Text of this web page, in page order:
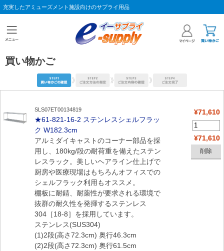
充実したアミューズメント施設向けのサプライ用品
買い物かご
SLS07ET00134819
★61-821-16-2 ステンレスシェルフラッ
ク W182.3cm
アルミダイキャストのコーナー部品を採
用し、180kg/段の耐荷重を備えたステン
レスラック。美しいヘアライン仕上げで
厨房や医療現場はもちろんオフィスでの
シェルフラック利用もオススメ。
棚板に耐錆、耐薬性が要求される環境で
抜群の耐久性を発揮するステンレス
304［18-8］を採用しています。
ステンレス(SUS304)
(1)2段(高さ72.3cm) 奥行46.3cm
(2)2段(高さ72.3cm) 奥行61.5cm
¥71,610
¥71,610